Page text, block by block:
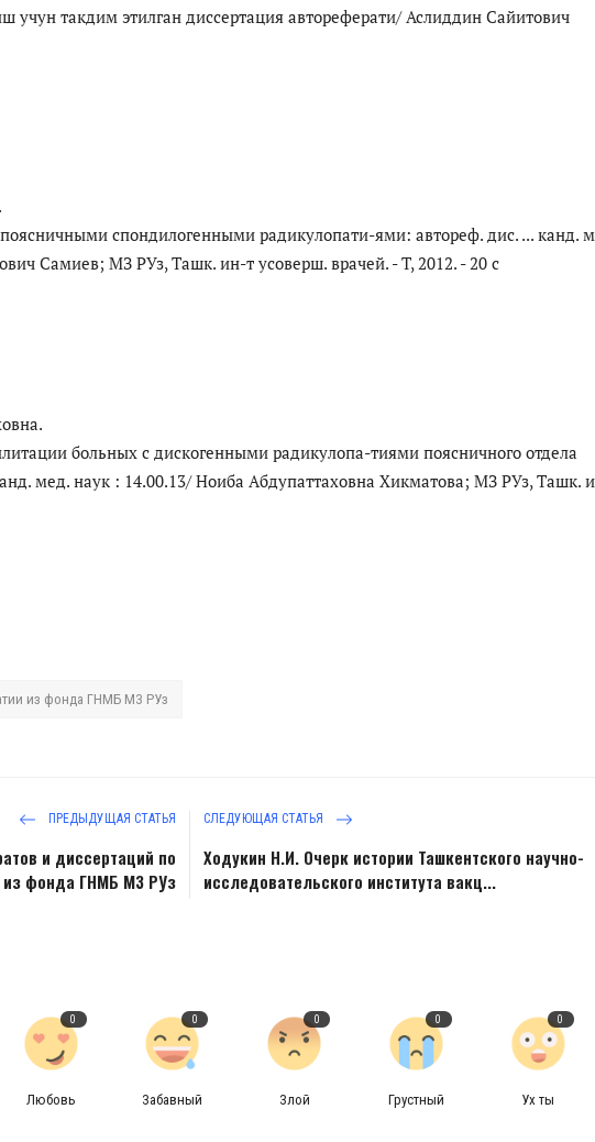
такдим этилган диссертация автореферати/ Аслиддин Сайитович
спондилогенными радикулопати-ями: автореф. дис. ... канд.
Самиев; МЗ РУз, Ташк. ин-т усоверш. врачей. - Т, 2012. - 20 с
больных с дискогенными радикулопа-тиями поясничного отдела
мед. наук : 14.00.13/ Ноиба Абдупаттаховна Хикматова; МЗ РУз, Ташк.
из фонда ГНМБ МЗ РУз
ПРЕДЫДУЩАЯ СТАТЬЯ
и диссертаций по
из фонда ГНМБ МЗ РУз
СЛЕДУЮЩАЯ СТАТЬЯ
Ходукин Н.И. Очерк истории Ташкентского научно-
исследовательского института вакц...
0
Любовь
0
Забавный
0
Злой
0
Грустный
0
Ух ты